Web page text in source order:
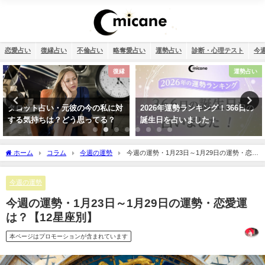
恋愛占い 復縁占い 不倫占い 略奪愛占い 運勢占い 診断・心理テスト 今
復縁
タロット占い・元彼の今の私に対
する気持ちは？どう思ってる？
運勢占い
2026年運勢ランキング！366日の
誕生日を占いました！
ホーム コラム 今週の運勢
今週の運勢・1月23日～1月29日の運勢・恋愛
運は？【12星座別】
今週の運勢
今週の運勢・1月23日～1月29日の運勢・恋愛運
は？【12星座別】
本ページはプロモーションが含まれています